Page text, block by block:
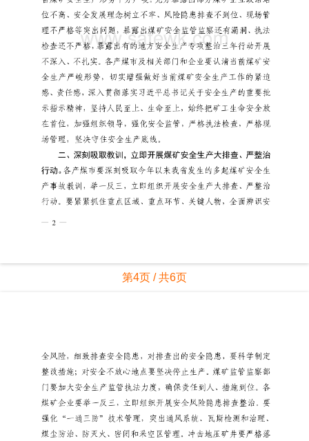
第4页 / 共6页